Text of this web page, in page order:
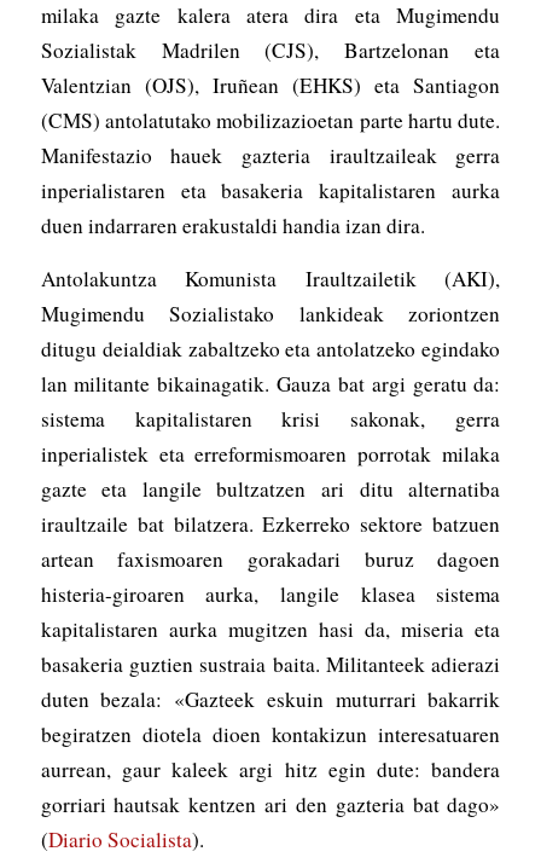
milaka gazte kalera atera dira eta Mugimendu
Sozialistak Madrilen (CJS), Bartzelonan eta
Valentzian (OJS), Iruñean (EHKS) eta Santiagon
(CMS) antolatutako mobilizazioetan parte hartu dute.
Manifestazio hauek gazteria iraultzaileak gerra
inperialistaren eta basakeria kapitalistaren aurka
duen indarraren erakustaldi handia izan dira.
Antolakuntza Komunista Iraultzailetik (AKI),
Mugimendu Sozialistako lankideak zoriontzen
ditugu deialdiak zabaltzeko eta antolatzeko egindako
lan militante bikainagatik. Gauza bat argi geratu da:
sistema kapitalistaren krisi sakonak, gerra
inperialistek eta erreformismoaren porrotak milaka
gazte eta langile bultzatzen ari ditu alternatiba
iraultzaile bat bilatzera. Ezkerreko sektore batzuen
artean faxismoaren gorakadari buruz dagoen
histeria-giroaren aurka, langile klasea sistema
kapitalistaren aurka mugitzen hasi da, miseria eta
basakeria guztien sustraia baita. Militanteek adierazi
duten bezala: «Gazteek eskuin muturrari bakarrik
begiratzen diotela dioen kontakizun interesatuaren
aurrean, gaur kaleek argi hitz egin dute: bandera
gorriari hautsak kentzen ari den gazteria bat dago»
(Diario Socialista).